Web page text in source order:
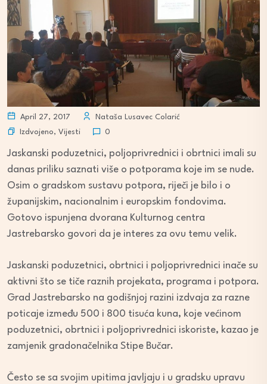
April 27, 2017
Nataša Lusavec Colarić
Izdvojeno, Vijesti 0
Jaskanski poduzetnici, poljoprivrednici i obrtnici imali su
danas priliku saznati više o potporama koje im se nude.
Osim o gradskom sustavu potpora, riječi je bilo i o
županijskim, nacionalnim i europskim fondovima.
Gotovo ispunjena dvorana Kulturnog centra
Jastrebarsko govori da je interes za ovu temu velik.
Jaskanski poduzetnici, obrtnici i poljoprivrednici inače su
aktivni što se tiče raznih projekata, programa i potpora.
Grad Jastrebarsko na godišnjoj razini izdvaja za razne
poticaje između 500 i 800 tisuća kuna, koje većinom
poduzetnici, obrtnici i poljoprivrednici iskoriste, kazao je
zamjenik gradonačelnika Stipe Bučar.
Često se sa svojim upitima javljaju i u gradsku upravu